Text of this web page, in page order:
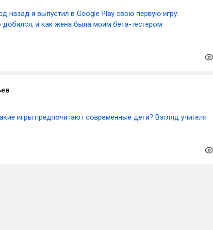
назад я выпустил в Google Play свою первую игру:
добился, и как жена была моим бета-тестером
игры предпочитают современные дети? Взгляд учителя